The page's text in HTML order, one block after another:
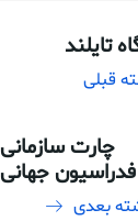
تایلند
قبلی
چارت سازمانی
فدراسیون جهانی
بعدی